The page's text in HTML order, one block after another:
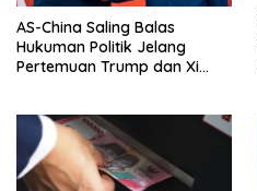
AS-China Saling Balas
Hukuman Politik Jelang
Pertemuan Trump dan Xi